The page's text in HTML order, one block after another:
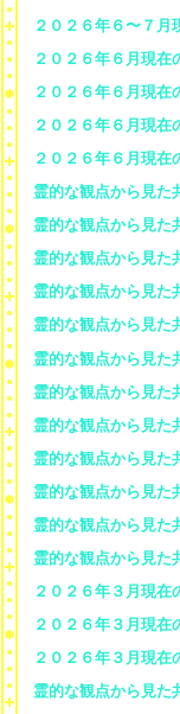
２０２６年６〜７
２０２６年６月現
２０２６年６月現
２０２６年６月現
２０２６年６月現
霊的な観点から見
霊的な観点から見
霊的な観点から見
霊的な観点から見
霊的な観点から見
霊的な観点から見
霊的な観点から見
霊的な観点から見
霊的な観点から見
霊的な観点から見
霊的な観点から見
霊的な観点から見
２０２６年３月現
２０２６年３月現
２０２６年３月現
霊的な観点から見